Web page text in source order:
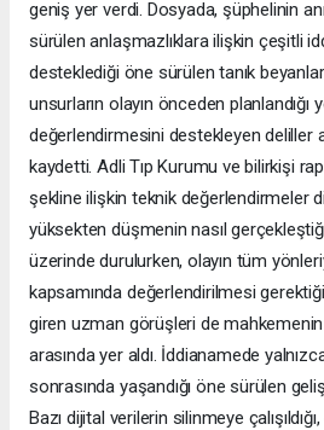
geniş yer verdi. Dosyada, şüphelinin
sürülen anlaşmazlıklara ilişkin çeşitli
desteklediği öne sürülen tanık beyanları
unsurların olayın önceden planlandığı
değerlendirmesini destekleyen deliller
kaydetti. Adli Tıp Kurumu ve bilirkişi
şekline ilişkin teknik değerlendirmeler
yüksekten düşmenin nasıl
üzerinde durulurken, olayın tüm
kapsamında değerlendirilmesi
giren uzman görüşleri de
arasında yer aldı. İddianamede
sonrasında yaşandığı öne sürülen
Bazı dijital verilerin silinmeye